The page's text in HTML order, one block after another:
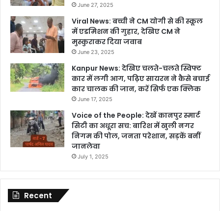
June 27, 2025
Viral News: बच्ची ने CM योगी से की स्कूल
में एडमिशन की गुहार, देखिए CM ने
मुस्कुराकर दिया जवाब
June 23, 2025
Kanpur News: देखिए चलते-चलते स्विफ्ट
कार में लगी आग, पढ़िए सायरन ने कैसे बचाई
कार चालक की जान, करें सिर्फ एक क्लिक
June 17, 2025
Voice of the People: देखें कानपुर स्मार्ट
सिटी का अधूरा सच: बारिश में खुली नगर
निगम की पोल, जनता परेशान, सड़कें बनीं
जानलेवा
July 1, 2025
Recent